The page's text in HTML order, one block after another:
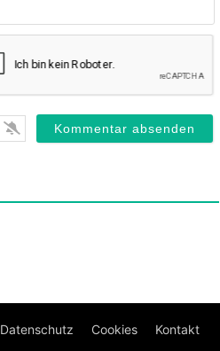
Datenschutz Cookies Kontakt